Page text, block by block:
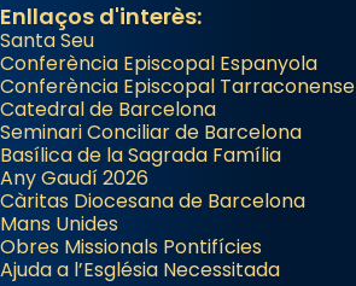
Enllaços d'interès:
Santa Seu
Conferència Episcopal Espanyola
Conferència Episcopal Tarraconense
Catedral de Barcelona
Seminari Conciliar de Barcelona
Basílica de la Sagrada Família
Any Gaudí 2026
Càritas Diocesana de Barcelona
Mans Unides
Obres Missionals Pontifícies
Ajuda a l’Església Necessitada